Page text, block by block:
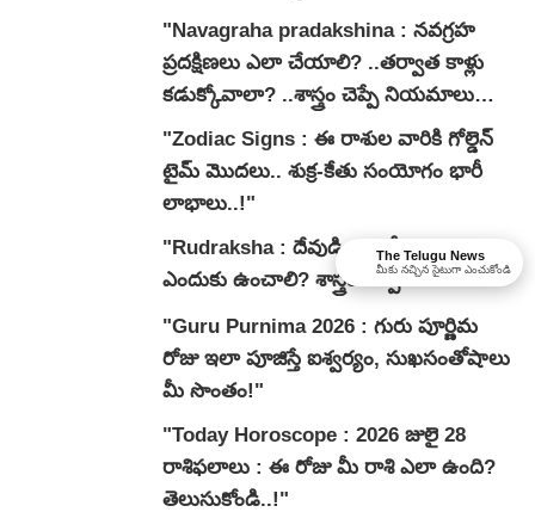
"Navagraha pradakshina : నవగ్రహ
ప్రదక్షిణలు ఎలా చేయాలి? ..తర్వాత కాళ్లు
కడుక్కోవాలా? ..శాస్త్రం చెప్పే నియమాలు
ఇవే..!"
"Zodiac Signs : ఈ రాశుల వారికి గోల్డెన్
టైమ్ మొదలు.. శుక్ర-కేతు సంయోగం భారీ
లాభాలు..!"
"Rudraksha : దేవుడి గదిలో రుద్రాక్ష
ఎందుకు ఉంచాలి? శాస్త్రం చెప్పేదేంటి?"
"Guru Purnima 2026 : గురు పూర్ణిమ
రోజు ఇలా పూజిస్తే ఐశ్వర్యం, సుఖసంతోషాలు
మీ సొంతం!"
"Today Horoscope : 2026 జులై 28
రాశిఫలాలు : ఈ రోజు మీ రాశి ఎలా ఉంది?
తెలుసుకోండి..!"
The Telugu News
మీకు నచ్చిన సైటుగా ఎంచుకోండి